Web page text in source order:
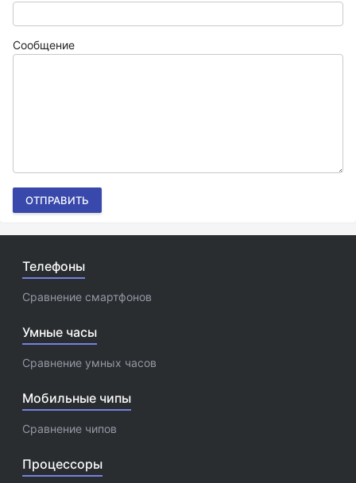
Сообщение
ОТПРАВИТЬ
Телефоны
Сравнение смартфонов
Умные часы
Сравнение умных часов
Мобильные чипы
Сравнение чипов
Процессоры